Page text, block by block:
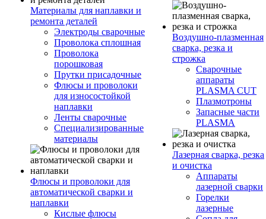
Материалы для наплавки и
ремонта деталей
Электроды сварочные
Проволока сплошная
Проволока
порошковая
Прутки присадочные
Флюсы и проволоки
для износостойкой
наплавки
Ленты сварочные
Специализированные
материалы
Флюсы и проволоки для
автоматической сварки и
наплавки
Кислые флюсы
Воздушно-плазменная
сварка, резка и
строжка
Сварочные
аппараты
PLASMA CUT
Плазмотроны
Запасные части
PLASMA
Лазерная сварка, резка
и очистка
Аппараты
лазерной сварки
Горелки
лазерные